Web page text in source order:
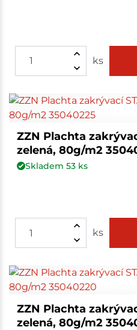
ks
ZZN Plachta
zelená, 80g/m2
Skladem 53ks
ks
ZZN Plachta
zelená, 80g/m2